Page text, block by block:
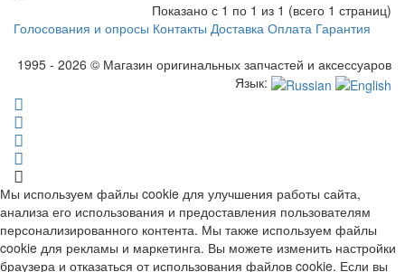
Показано с 1 по 1 из 1 (всего 1 страниц)
Голосования и опросы Контакты Доставка Оплата Гарантия
1995 - 2026 © Магазин оригинальных запчастей и аксессуаров
Язык:
Мы используем файлы cookie для улучшения работы сайта,
анализа его использования и предоставления пользователям
персонализированного контента. Мы также используем файлы
cookie для рекламы и маркетинга. Вы можете изменить настройки
браузера и отказаться от использования файлов cookie. Если вы